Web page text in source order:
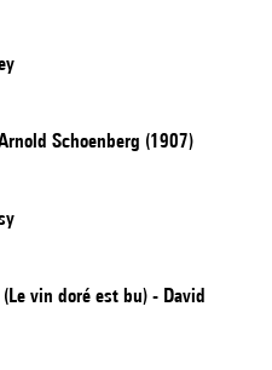
Schoenberg (1907)
vin doré est bu) - David